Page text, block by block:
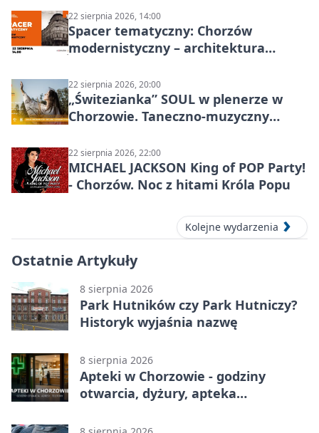
22 sierpnia 2026, 14:00
Spacer tematyczny: Chorzów
modernistyczny – architektura
22 sierpnia 2026, 20:00
„Świtezianka” SOUL w plenerze w
Chorzowie. Taneczno-muzyczny
22 sierpnia 2026, 22:00
MICHAEL JACKSON King of POP Party!
- Chorzów. Noc z hitami Króla Popu
Kolejne wydarzenia
Ostatnie Artykuły
8 sierpnia 2026
Park Hutników czy Park Hutniczy?
Historyk wyjaśnia nazwę
8 sierpnia 2026
Apteki w Chorzowie - godziny
otwarcia, dyżury, apteka